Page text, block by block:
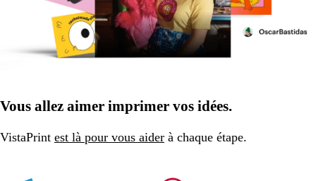
Vous allez aimer imprimer vos idées.
VistaPrint est là pour vous aider à chaque étape.